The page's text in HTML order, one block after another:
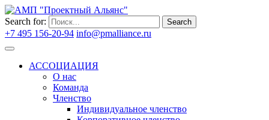
Search for: Search
+7 495 156-20-94 info@pmalliance.ru
АССОЦИАЦИЯ
О нас
Команда
Членство
Индивидуальное членство